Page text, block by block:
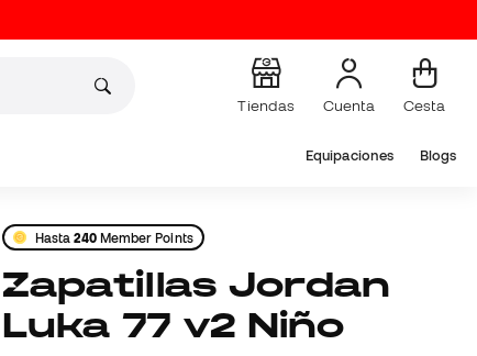
Tiendas Cuenta Cesta
Equipaciones Blogs
Hasta240Member Points
Zapatillas Jordan
Luka 77 v2 Niño